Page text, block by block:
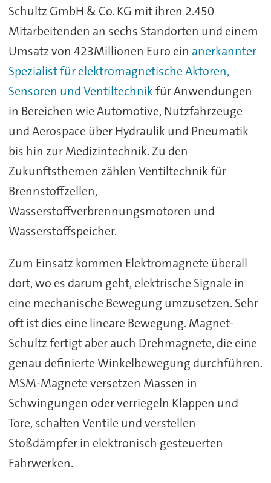
Schultz GmbH & Co. KG mit ihren 2.450
Mitarbeitenden an sechs Standorten und einem
Umsatz von 423Millionen Euro ein anerkannter
Spezialist für elektromagnetische Aktoren,
Sensoren und Ventiltechnikfür Anwendungen
in Bereichen wie Automotive, Nutzfahrzeuge
und Aerospace über Hydraulik und Pneumatik
bis hin zur Medizintechnik. Zu den
Zukunftsthemen zählen Ventiltechnik für
Brennstoffzellen,
Wasserstoffverbrennungsmotoren und
Wasserstoffspeicher.
Zum Einsatz kommen Elektromagnete überall
dort, wo es darum geht, elektrische Signale in
eine mechanische Bewegung umzusetzen. Sehr
oft ist dies eine lineare Bewegung. Magnet-
Schultz fertigt aber auch Drehmagnete, die eine
genau definierte Winkelbewegung durchführen.
MSM-Magnete versetzen Massen in
Schwingungen oder verriegeln Klappen und
Tore, schalten Ventile und verstellen
Stoßdämpfer in elektronisch gesteuerten
Fahrwerken.